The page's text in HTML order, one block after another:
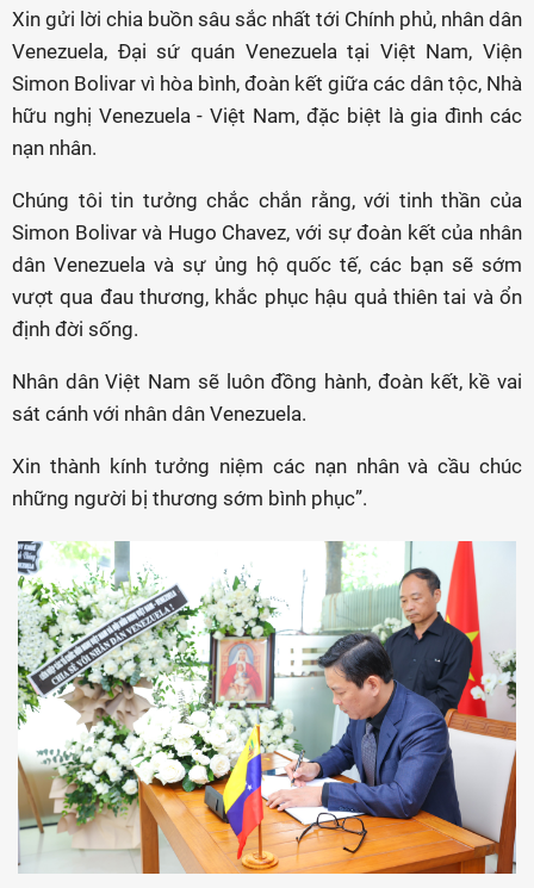
Xin gửi lời chia buồn sâu sắc nhất tới Chính phủ, nhân dân
Venezuela, Đại sứ quán Venezuela tại Việt Nam, Viện
Simon Bolivar vì hòa bình, đoàn kết giữa các dân tộc, Nhà
hữu nghị Venezuela - Việt Nam, đặc biệt là gia đình các
nạn nhân.
Chúng tôi tin tưởng chắc chắn rằng, với tinh thần của
Simon Bolivar và Hugo Chavez, với sự đoàn kết của nhân
dân Venezuela và sự ủng hộ quốc tế, các bạn sẽ sớm
vượt qua đau thương, khắc phục hậu quả thiên tai và ổn
định đời sống.
Nhân dân Việt Nam sẽ luôn đồng hành, đoàn kết, kề vai
sát cánh với nhân dân Venezuela.
Xin thành kính tưởng niệm các nạn nhân và cầu chúc
những người bị thương sớm bình phục”.